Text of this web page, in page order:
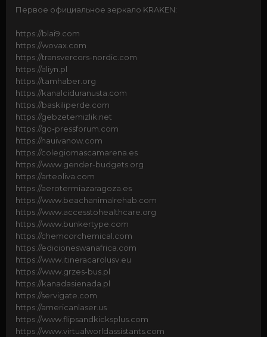
Первое официальное зеркало KRAKEN:
https://blai9.com
https://wovax.com
https://transvercors-nordic.com
https://aliyn.pl
https://tamhaber.org
https://kanalciduranusta.com
https://baskiliperde.com
https://gebzetemizlik.net
https://go-pressforum.com
https://nauivanow.com
https://colegiomascamarena.es
https://www.gender-budgets.org
https://arteoliva.com
https://aerotermiazaragoza.es
https://www.beachanimalrehab.com
https://www.accesstohealthcare.org
https://www.bunkertype.com
https://chemcorchemical.com
https://edicioneswanafrica.com
https://www.itineracarolusv.eu
https://www.grzes-bus.pl
https://kanadasienada.pl
https://servigate.com
https://americanlaser.us
https://www.flipsandkicksplus.com
https://www.virtualworldassistants.com